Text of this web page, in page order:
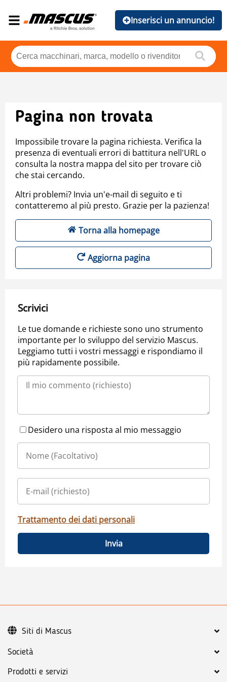
Inserisci un annuncio!
Pagina non trovata
Impossibile trovare la pagina richiesta. Verifica la
presenza di eventuali errori di battitura nell'URL o
consulta la nostra mappa del sito per trovare ciò
che stai cercando.
Altri problemi? Invia un'e-mail di seguito e ti
contatteremo al più presto. Grazie per la pazienza!
Torna alla homepage
Aggiorna pagina
Scrivici
Le tue domande e richieste sono uno strumento
importante per lo sviluppo del servizio Mascus.
Leggiamo tutti i vostri messaggi e rispondiamo il
più rapidamente possibile.
Desidero una risposta al mio messaggio
Trattamento dei dati personali
Invia
Società
Prodotti e servizi
Siti di Mascus